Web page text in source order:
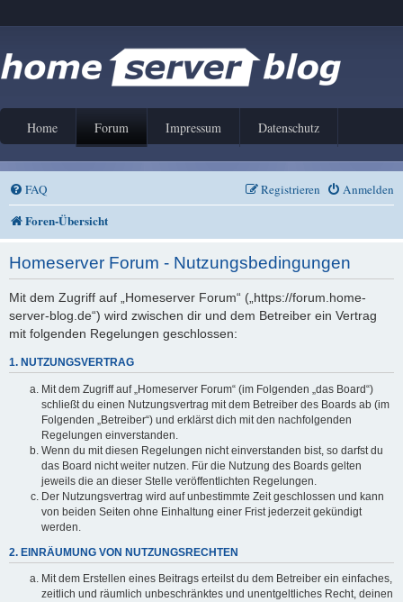
Home Forum Impressum Datenschutz
FAQ Anmelden
Registrieren
Foren-Übersicht
Homeserver Forum - Nutzungsbedingungen
Mit dem Zugriff auf „Homeserver Forum“ („https://forum.home-
server-blog.de“) wird zwischen dir und dem Betreiber ein Vertrag
mit folgenden Regelungen geschlossen:
1. NUTZUNGSVERTRAG
Mit dem Zugriff auf „Homeserver Forum“ (im Folgenden „das Board“)
schließt du einen Nutzungsvertrag mit dem Betreiber des Boards ab (im
Folgenden „Betreiber“) und erklärst dich mit den nachfolgenden
Regelungen einverstanden.
Wenn du mit diesen Regelungen nicht einverstanden bist, so darfst du
das Board nicht weiter nutzen. Für die Nutzung des Boards gelten
jeweils die an dieser Stelle veröffentlichten Regelungen.
Der Nutzungsvertrag wird auf unbestimmte Zeit geschlossen und kann
von beiden Seiten ohne Einhaltung einer Frist jederzeit gekündigt
werden.
2. EINRÄUMUNG VON NUTZUNGSRECHTEN
Mit dem Erstellen eines Beitrags erteilst du dem Betreiber ein einfaches,
zeitlich und räumlich unbeschränktes und unentgeltliches Recht, deinen